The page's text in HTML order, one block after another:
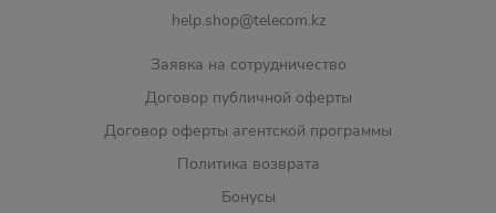
help.shop@telecom.kz
Заявка на сотрудничество
Договор публичной оферты
Договор оферты агентской программы
Политика возврата
Бонусы